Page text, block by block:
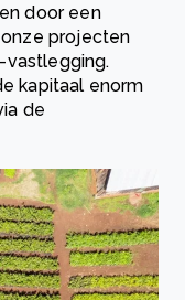
door een
projecten
vastlegging.
kapitaal enorm
de